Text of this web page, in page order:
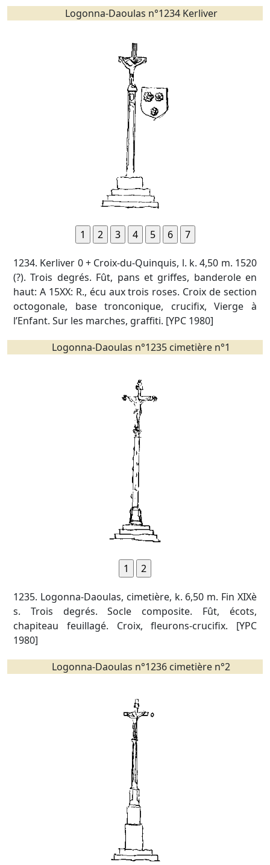
Logonna-Daoulas n°1234 Kerliver
1234. Kerliver 0 + Croix-du-Quinquis, l. k. 4,50 m. 1520
(?). Trois degrés. Fût, pans et griffes, banderole en
haut: A 15XX: R., écu aux trois roses. Croix de section
octogonale, base tronconique, crucifix, Vierge à
l’Enfant. Sur les marches, graffiti. [YPC 1980]
Logonna-Daoulas n°1235 cimetière n°1
1235. Logonna-Daoulas, cimetière, k. 6,50 m. Fin XIXè
s. Trois degrés. Socle composite. Fût, écots,
chapiteau feuillagé. Croix, fleurons-crucifix. [YPC
1980]
Logonna-Daoulas n°1236 cimetière n°2